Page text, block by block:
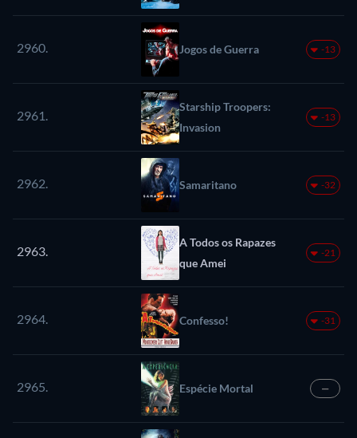
2960. Jogos de Guerra -13
2961.
Starship Troopers:
Invasion
-13
2962. Samaritano -32
2963.
A Todos os Rapazes
que Amei
-21
2964. Confesso! -31
2965. Espécie Mortal —